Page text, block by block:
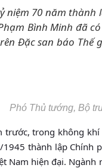
niệm 70 năm
Bình Minh đã
Đặc san báo Thế
Phó Thủ tướng, Bộ
trong không khí
thành lập Chính
Nam hiện đại.